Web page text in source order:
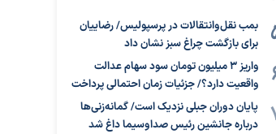
بمب نقل‌وانتقالات در پرسپولیس/ رضاییان
برای بازگشت چراغ سبز نشان داد
واریز ۳ میلیون تومان سود سهام عدالت
واقعیت دارد؟/ جزئیات زمان احتمالی پرداخت
پایان دوران جبلی نزدیک است/ گمانه‌زنی‌ها
درباره جانشین رئیس صداوسیما داغ شد